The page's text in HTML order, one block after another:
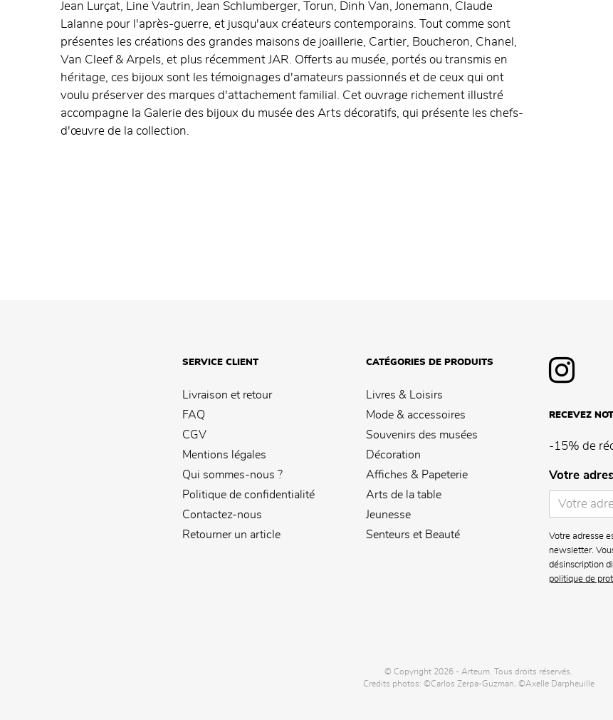
Jean Lurçat, Line Vautrin, Jean Schlumberger, Torun, Dinh Van, Jonemann, Claude
Lalanne pour l'après-guerre, et jusqu'aux créateurs contemporains. Tout comme sont
présentes les créations des grandes maisons de joaillerie, Cartier, Boucheron, Chanel,
Van Cleef & Arpels, et plus récemment JAR. Offerts au musée, portés ou transmis en
héritage, ces bijoux sont les témoignages d'amateurs passionnés et de ceux qui ont
voulu préserver des marques d'attachement familial. Cet ouvrage richement illustré
accompagne la Galerie des bijoux du musée des Arts décoratifs, qui présente les chefs-
d'œuvre de la collection.
SERVICE CLIENT
Livraison et retour
FAQ
CGV
Mentions légales
Qui sommes-nous ?
Politique de confidentialité
Contactez-nous
Retourner un article
CATÉGORIES DE PRODUITS
Livres & Loisirs
Mode & accessoires
Souvenirs des musées
Décoration
Affiches & Papeterie
Arts de la table
Jeunesse
Senteurs et Beauté
RECEVEZ
-15% de
Votre
Votre adresse
newsletter.
désinscription
politique de
© Copyright 2026 - Arteum. Tous droits réservés.
Credits photos: ©Carlos Zerpa-Guzman, ©Axelle Darpheuille